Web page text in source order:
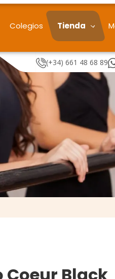
Colegios Tienda
(+34) 661 48 68 89